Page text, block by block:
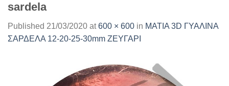
sardela
Published 21/03/2020 at600 × 600 in ΜΑΤΙΑ 3D ΓΥΑΛΙΝΑ
ΣΑΡΔΕΛΑ 12-20-25-30mm ΖΕΥΓΑΡΙ